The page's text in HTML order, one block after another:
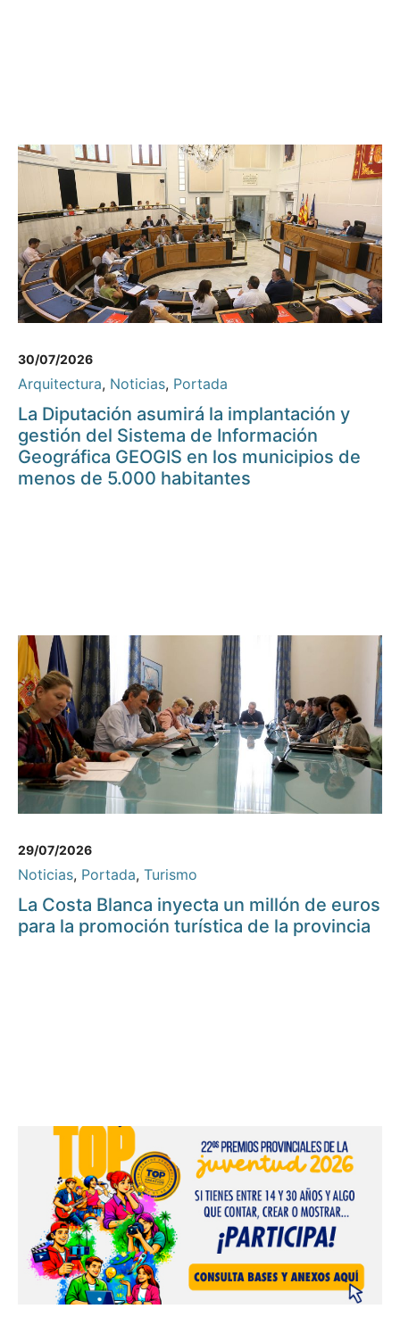
30/07/2026
Arquitectura, Noticias, Portada
La Diputación asumirá la implantación y
gestión del Sistema de Información
Geográfica GEOGIS en los municipios de
menos de 5.000 habitantes
29/07/2026
Noticias, Portada, Turismo
La Costa Blanca inyecta un millón de euros
para la promoción turística de la provincia